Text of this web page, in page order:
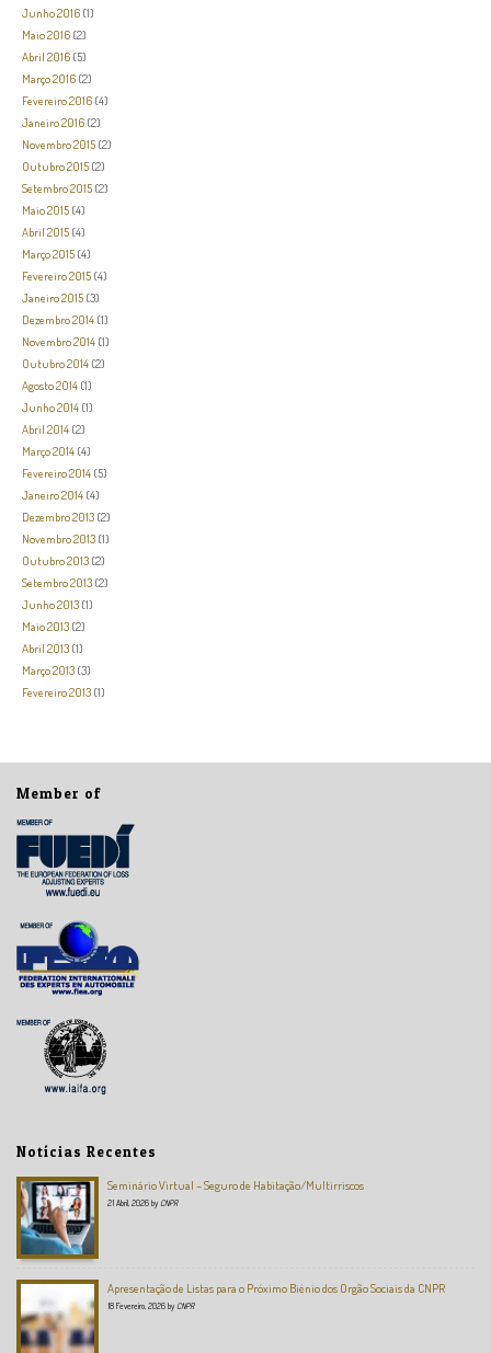
Junho 2016 (1)
Maio 2016 (2)
Abril 2016 (5)
Março 2016 (2)
Fevereiro 2016 (4)
Janeiro 2016 (2)
Novembro 2015 (2)
Outubro 2015 (2)
Setembro 2015 (2)
Maio 2015 (4)
Abril 2015 (4)
Março 2015 (4)
Fevereiro 2015 (4)
Janeiro 2015 (3)
Dezembro 2014 (1)
Novembro 2014 (1)
Outubro 2014 (2)
Agosto 2014 (1)
Junho 2014 (1)
Abril 2014 (2)
Março 2014 (4)
Fevereiro 2014 (5)
Janeiro 2014 (4)
Dezembro 2013 (2)
Novembro 2013 (1)
Outubro 2013 (2)
Setembro 2013 (2)
Junho 2013 (1)
Maio 2013 (2)
Abril 2013 (1)
Março 2013 (3)
Fevereiro 2013 (1)
Member of
Notícias Recentes
Seminário Virtual – Seguro de Habitação/Multirriscos
21 Abril, 2026 by CNPR
Apresentação de Listas para o Próximo Biénio dos Orgão Sociais da CNPR
18 Fevereiro, 2026 by CNPR